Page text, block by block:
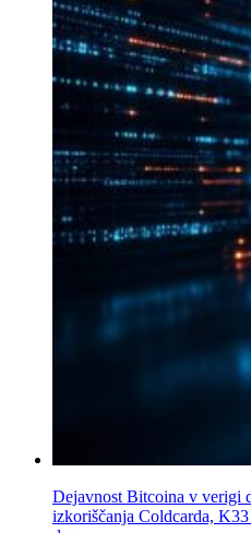
Dejavnost Bitcoina v verigi
izkoriščanja Coldcarda,